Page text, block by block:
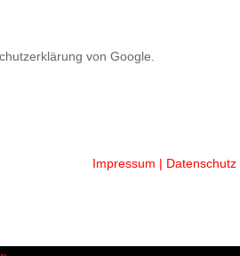
von Google.
Impressum | Datenschutz